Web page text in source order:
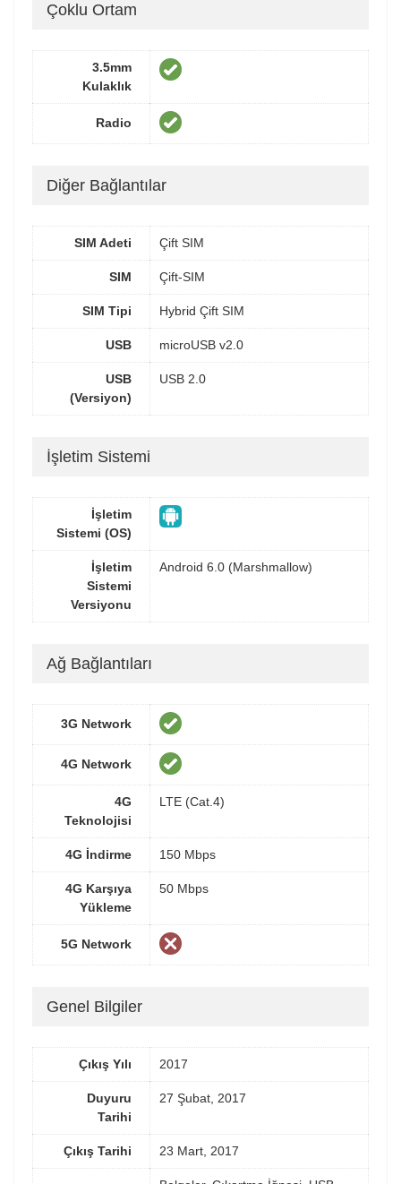
Çoklu Ortam
3.5mm
Kulaklık
Radio
Diğer Bağlantılar
SIM Adeti Çift SIM
SIM Çift-SIM
SIM Tipi Hybrid Çift SIM
USB microUSB v2.0
USB
(Versiyon)
USB 2.0
İşletim Sistemi
İşletim
Sistemi (OS)
İşletim
Sistemi
Versiyonu
Android 6.0 (Marshmallow)
Ağ Bağlantıları
3G Network
4G Network
4G
Teknolojisi
LTE (Cat.4)
4G İndirme 150 Mbps
4G Karşıya
Yükleme
50 Mbps
5G Network
Genel Bilgiler
Çıkış Yılı 2017
Duyuru
Tarihi
27 Şubat, 2017
Çıkış Tarihi 23 Mart, 2017